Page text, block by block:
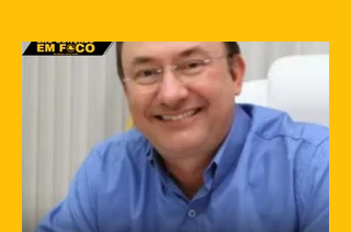
mostram traficantes do Complexo do
Salgueiro, em São Gonçalo, aproveitando
momentos de lazer na...